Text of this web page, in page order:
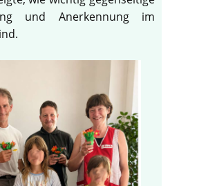
und Anerkennung im